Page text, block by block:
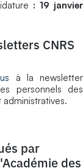
: 19 janvier
CNRS
à la newsletter
personnels des
par
des